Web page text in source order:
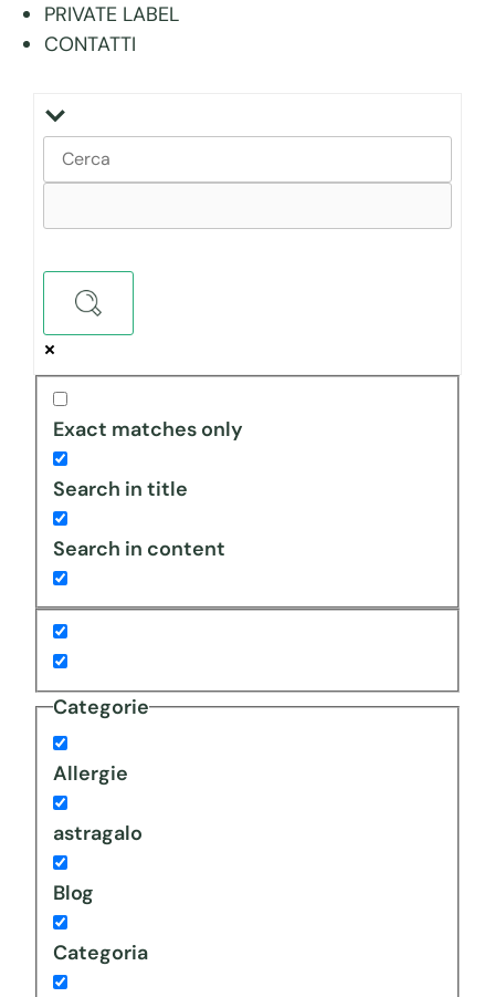
PRIVATE LABEL
CONTATTI
Exact matches only
Search in title
Search in content
Categorie
Allergie
astragalo
Blog
Categoria